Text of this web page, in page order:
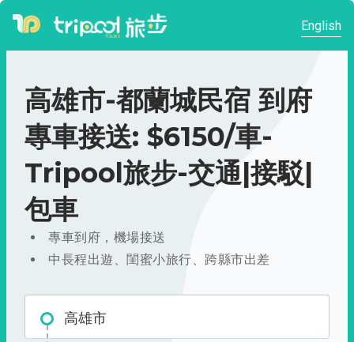
English
高雄市-都蘭城民宿 到府
專車接送: $6150/車-
Tripool旅步-交通|接駁|
包車
專車到府，機場接送
中長程出遊、閨蜜小旅行、跨縣市出差
高雄市